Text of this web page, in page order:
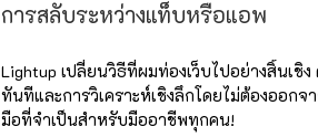
การสลับระหว่างแท็บหรือแอพ
Lightup เปลี่ยนวิธีที่ผมท่องเว็บไปอย่างสิ้นเชิ
ทันทีและการวิเคราะห์เชิงลึกโดยไม่ต้องออกจ
มือที่จำเป็นสำหรับมืออาชีพทุกคน!